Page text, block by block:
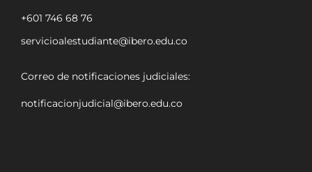
+601 746 68 76
servicioalestudiante@ibero.edu.co
Correo de notificaciones judiciales:
notificacionjudicial@ibero.edu.co